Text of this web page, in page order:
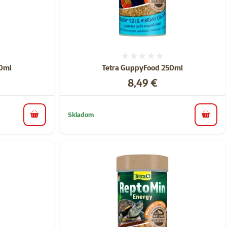
do košíka
Tetra GuppyFood 250ml
Cena
8,49 €
Skladom do